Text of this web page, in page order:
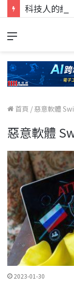
首頁 / 惡意軟體
惡意軟體
2023-01-30